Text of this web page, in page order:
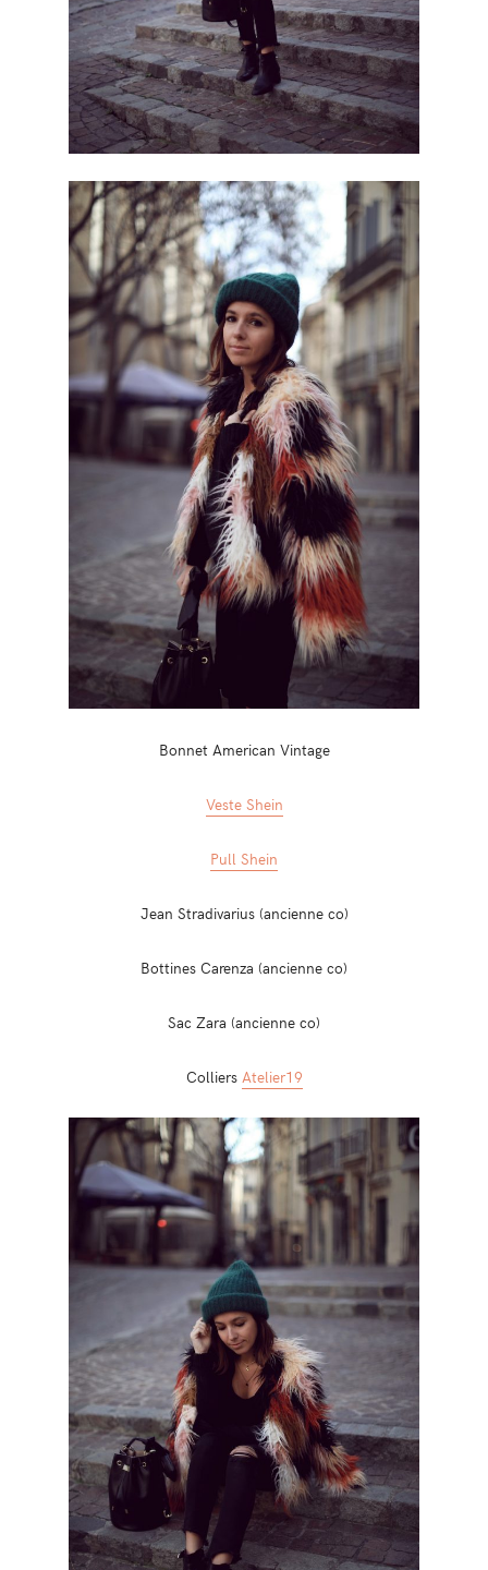
Bonnet American Vintage
Veste Shein
Pull Shein
Jean Stradivarius (ancienne co)
Bottines Carenza (ancienne co)
Sac Zara (ancienne co)
Colliers Atelier19